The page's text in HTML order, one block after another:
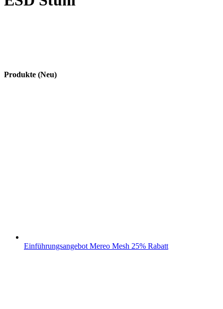
Produkte (Neu)
Einführungsangebot Mereo Mesh 25% Rabatt